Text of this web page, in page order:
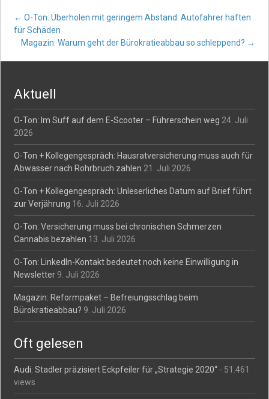
Post
navigation
← O-Ton: Überholen mit geringem Abstand: Autofahrer haften
für Schäden
Magazin: Warum geht der Bürokratieabbau so schleppend? →
Aktuell
O-Ton: Im Suff auf dem E-Scooter – Führerschein weg 24. Juli
2026
O-Ton + Kollegengespräch: Hausratversicherung muss auch für
Abwasser nach Rohrbruch zahlen 21. Juli 2026
O-Ton + Kollegengespräch: Unleserliches Datum auf Brief führt
zur Verjährung 16. Juli 2026
O-Ton: Versicherung muss bei chronischen Schmerzen
Cannabis bezahlen 13. Juli 2026
O-Ton: LinkedIn-Kontakt bedeutet noch keine Einwilligung in
Newsletter 9. Juli 2026
Magazin: Reformpaket – Befreiungsschlag beim
Bürokratieabbau? 9. Juli 2026
Oft gelesen
Audi: Stadler präzisiert Eckpfeiler für „Strategie 2020“ - 51.461
views